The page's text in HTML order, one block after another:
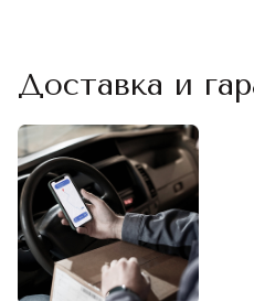
Доставка и